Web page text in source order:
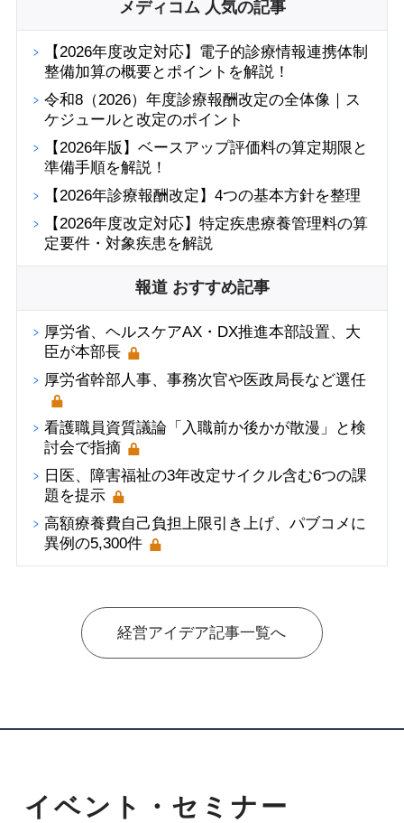
メディコム 人気の記事
【2026年度改定対応】電子的診療情報連携体制
整備加算の概要とポイントを解説！
令和8（2026）年度診療報酬改定の全体像｜ス
ケジュールと改定のポイント
【2026年版】ベースアップ評価料の算定期限と
準備手順を解説！
【2026年診療報酬改定】4つの基本方針を整理
【2026年度改定対応】特定疾患療養管理料の算
定要件・対象疾患を解説
報道 おすすめ記事
厚労省、ヘルスケアAX・DX推進本部設置、大
臣が本部長
厚労省幹部人事、事務次官や医政局長など選任
看護職員資質議論「入職前か後かが散漫」と検
討会で指摘
日医、障害福祉の3年改定サイクル含む6つの課
題を提示
高額療養費自己負担上限引き上げ、パブコメに
異例の5,300件
経営アイデア記事一覧へ
イベント・セミナー